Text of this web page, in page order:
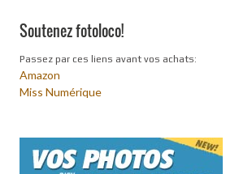
Soutenez fotoloco!
Passez par ces liens avant vos achats:
Amazon
Miss Numérique